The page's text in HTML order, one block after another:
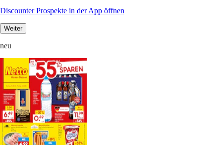
Discounter Prospekte in der App öffnen
Weiter
neu